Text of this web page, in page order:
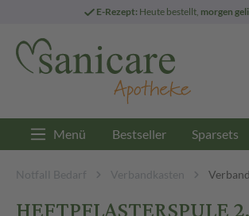
E-Rezept: Heute bestellt, morgen
Menü Bestseller Sparsets
Notfall Bedarf Verbandkasten